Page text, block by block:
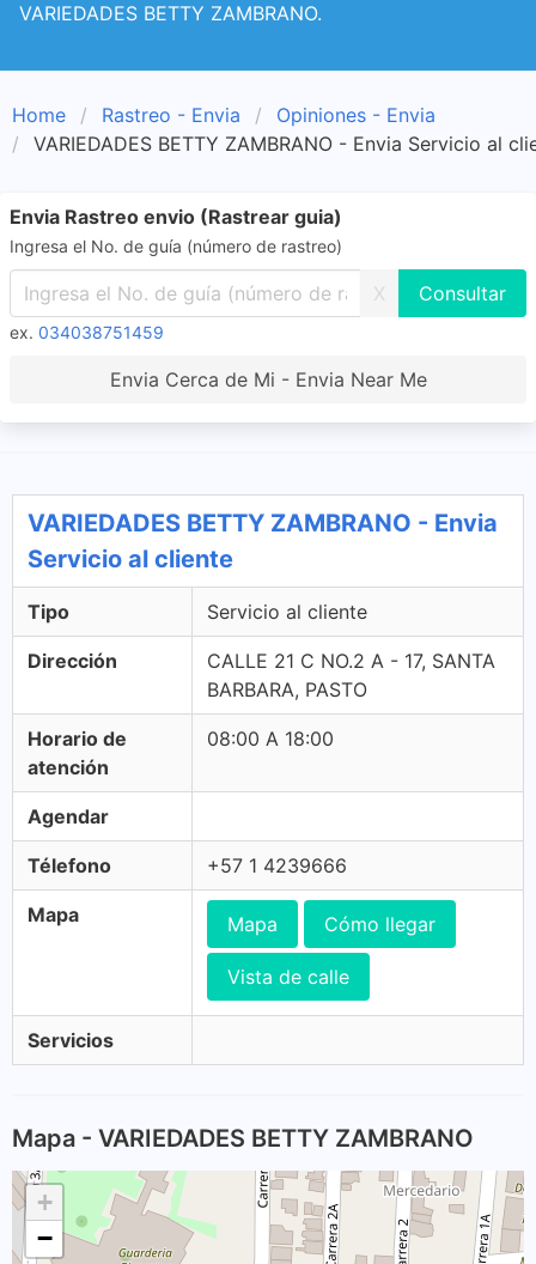
VARIEDADES BETTY ZAMBRANO.
Home Rastreo - Envia
Opiniones - Envia
VARIEDADES BETTY ZAMBRANO - Envia Servicio al
Envia Rastreo envio (Rastrear guia)
Ingresa el No. de guía (número de rastreo)
X
ex. 034038751459
Envia Cerca de Mi - Envia Near Me
VARIEDADES BETTY ZAMBRANO - Envia
Servicio al cliente
Tipo Servicio al cliente
Dirección
CALLE 21 C NO.2 A - 17, SANTA
BARBARA, PASTO
Horario de
atención
08:00 A 18:00
Agendar
Télefono +57 1 4239666
Mapa Mapa Cómo llegar
Vista de calle
Servicios
Mapa - VARIEDADES BETTY ZAMBRANO
+
−